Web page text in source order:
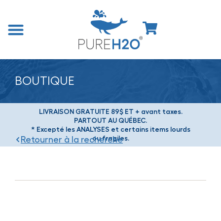
BOUTIQUE
LIVRAISON GRATUITE 89$ ET + avant taxes.
PARTOUT AU QUÉBEC.
* Excepté les ANALYSES et certains items lourds
ou fragiles.
Retourner à la recherche